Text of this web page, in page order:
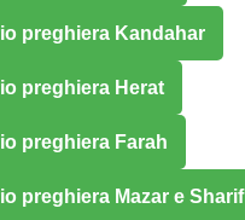
preghiera Kandahar
preghiera Herat
preghiera Farah
preghiera Mazar e Sharif